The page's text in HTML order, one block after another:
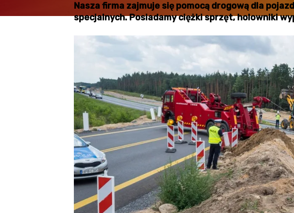
Nasza firma zajmuje się pomocą drogową dla
specjalnych. Posiadamy ciężki sprzęt, holowniki